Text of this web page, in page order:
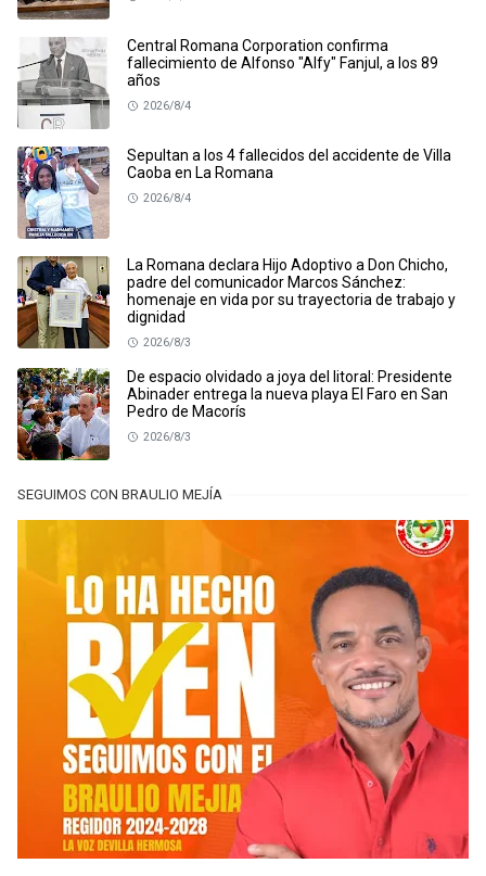
Central Romana Corporation confirma
fallecimiento de Alfonso "Alfy" Fanjul, a los 89
años
2026/8/4
Sepultan a los 4 fallecidos del accidente de Villa
Caoba en La Romana
2026/8/4
La Romana declara Hijo Adoptivo a Don Chicho,
padre del comunicador Marcos Sánchez:
homenaje en vida por su trayectoria de trabajo y
dignidad
2026/8/3
De espacio olvidado a joya del litoral: Presidente
Abinader entrega la nueva playa El Faro en San
Pedro de Macorís
2026/8/3
SEGUIMOS CON BRAULIO MEJÍA